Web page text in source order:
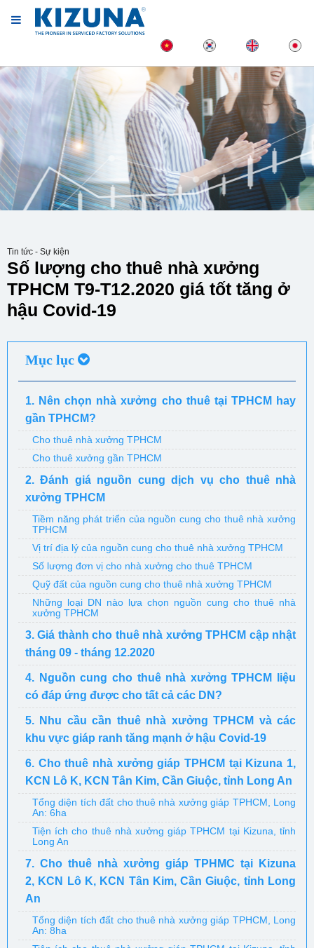
Tin tức - Sự kiện
Số lượng cho thuê nhà xưởng
TPHCM T9-T12.2020 giá tốt tăng ở
hậu Covid-19
Mục lục
1. Nên chọn nhà xưởng cho thuê tại TPHCM hay
gần TPHCM?
Cho thuê nhà xưởng TPHCM
Cho thuê xưởng gần TPHCM
2. Đánh giá nguồn cung dịch vụ cho thuê nhà
xưởng TPHCM
Tiềm năng phát triển của nguồn cung cho thuê nhà xưởng
TPHCM
Vị trí địa lý của nguồn cung cho thuê nhà xưởng TPHCM
Số lượng đơn vị cho nhà xưởng cho thuê TPHCM
Quỹ đất của nguồn cung cho thuê nhà xưởng TPHCM
Những loại DN nào lựa chọn nguồn cung cho thuê nhà
xưởng TPHCM
3. Giá thành cho thuê nhà xưởng TPHCM cập nhật
tháng 09 - tháng 12.2020
4. Nguồn cung cho thuê nhà xưởng TPHCM liệu
có đáp ứng được cho tất cả các DN?
5. Nhu cầu cần thuê nhà xưởng TPHCM và các
khu vực giáp ranh tăng mạnh ở hậu Covid-19
6. Cho thuê nhà xưởng giáp TPHCM tại Kizuna 1,
KCN Lô K, KCN Tân Kim, Cần Giuộc, tỉnh Long An
Tổng diện tích đất cho thuê nhà xưởng giáp TPHCM, Long
An: 6ha
Tiện ích cho thuê nhà xưởng giáp TPHCM tại Kizuna, tỉnh
Long An
7. Cho thuê nhà xưởng giáp TPHMC tại Kizuna
2, KCN Lô K, KCN Tân Kim, Cần Giuộc, tỉnh Long
An
Tổng diện tích đất cho thuê nhà xưởng giáp TPHCM, Long
An: 8ha